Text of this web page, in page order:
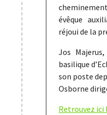
évêque
réjoui de la
Jos
basilique
son poste
Osborne
Retrouvez ici